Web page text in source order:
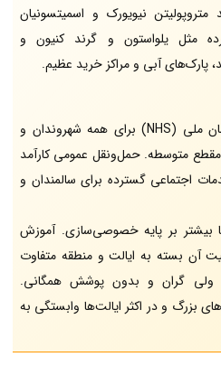
نیویورک و اسمیتسونیان
مثل یلواستون و گرند کنیون و
پارک‌های آبی و مراکز خرید عظیم.
انگلیس: سیستم بهداشت و درمان ملی (NHS) برای همه شهروندان و
متوسطه. حمل‌ونقل عمومی کارآمد
اجتماعی گسترده برای سالمندان و
بیشتر بر پایه خصوصی‌سازی. آموزش
آن بسته به ایالت و منطقه متفاوت
ولی گران و بدون پوشش همگانی.
بزرگ و در اکثر ایالت‌ها وابستگی به